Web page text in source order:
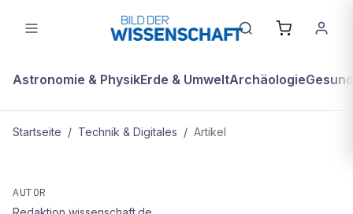
Astronomie & PhysikErde & UmweltArchäologie
Startseite / Technik & Digitales / Artikel
Fingerabdruck statt Zahl: Forscher
AUTOR